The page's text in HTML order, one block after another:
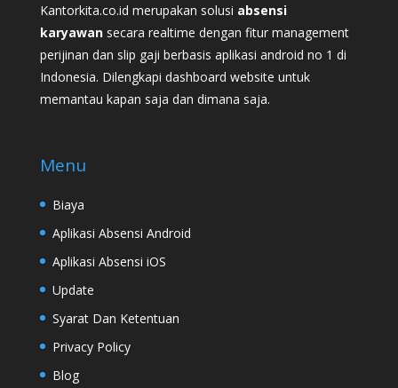
Kantorkita.co.id merupakan solusi absensi
karyawan secara realtime dengan fitur management
perijinan dan slip gaji berbasis aplikasi android no 1 di
Indonesia. Dilengkapi dashboard website untuk
memantau kapan saja dan dimana saja.
Menu
Biaya
Aplikasi Absensi Android
Aplikasi Absensi iOS
Update
Syarat Dan Ketentuan
Privacy Policy
Blog